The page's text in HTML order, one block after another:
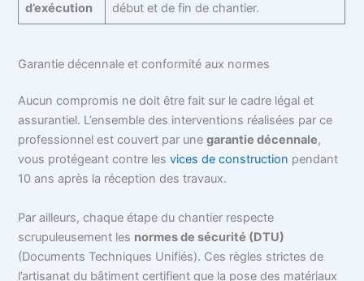
d’exécution
début et de fin de chantier.
Garantie décennale et conformité aux normes
Aucun compromis ne doit être fait sur le cadre légal et
assurantiel. L’ensemble des interventions réalisées par ce
professionnel est couvert par unegarantie décennale,
vous protégeant contre lesvices de construction pendant
10 ans après la réception des travaux.
Par ailleurs, chaque étape du chantier respecte
scrupuleusement les normes de sécurité (DTU)
(Documents Techniques Unifiés). Ces règles strictes de
l’artisanat du bâtiment certifient que la pose des matériaux